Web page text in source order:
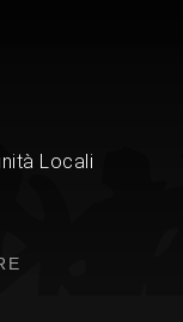
Locali